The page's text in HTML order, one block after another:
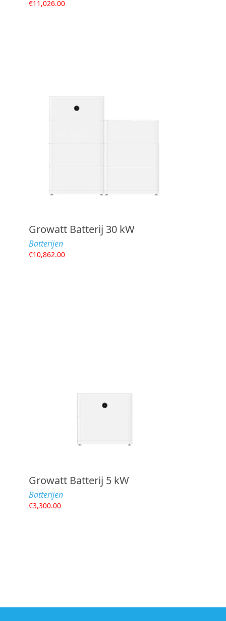
€11,026.00
Growatt Batterij 30 kW
Batterijen
€10,862.00
Growatt Batterij 5 kW
Batterijen
€3,300.00